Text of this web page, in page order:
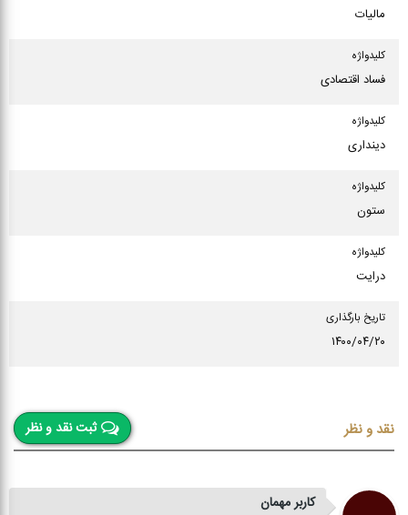
مالیات
كلیدواژه
فساد اقتصادی
كلیدواژه
دینداری
كلیدواژه
ستون
كلیدواژه
درایت
تاریخ بارگذاری
۱۴۰۰/۰۴/۲۰
ثبت نقد و نظر نقد و نظر
کاربر مهمان